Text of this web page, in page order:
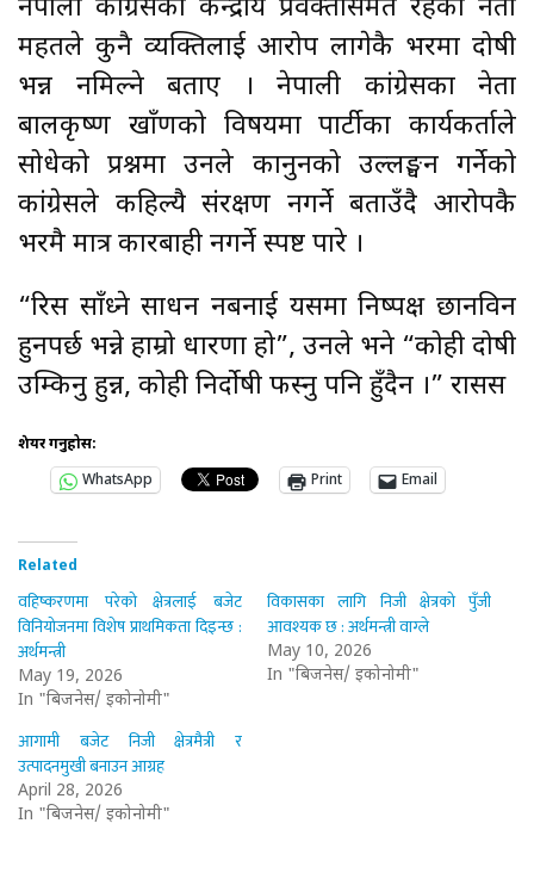
नेपाली कांग्रेसका केन्द्रीय प्रवक्तासमेत रहेका नेता
महतले कुनै व्यक्तिलाई आरोप लागेकै भरमा दोषी
भन्न नमिल्ने बताए । नेपाली कांग्रेसका नेता
बालकृष्ण खाँणको विषयमा पार्टीका कार्यकर्ताले
सोधेको प्रश्नमा उनले कानुनको उल्लङ्घन गर्नेको
कांग्रेसले कहिल्यै संरक्षण नगर्ने बताउँदै आरोपकै
भरमै मात्र कारबाही नगर्ने स्पष्ट पारे ।
“रिस साँध्ने साधन नबनाई यसमा निष्पक्ष छानविन
हुनपर्छ भन्ने हाम्रो धारणा हो”, उनले भने “कोही दोषी
उम्किनु हुन्न, कोही निर्दोषी फस्नु पनि हुँदैन ।” रासस
शेयर गर्नुहोस:
WhatsApp
Print Email
Related
वहिष्करणमा परेको क्षेत्रलाई बजेट
विनियोजनमा विशेष प्राथमिकता दिइन्छ :
अर्थमन्त्री
May 19, 2026
In "बिजनेस/ इकोनोमी"
विकासका लागि निजी क्षेत्रको पुँजी
आवश्यक छ : अर्थमन्त्री वाग्ले
May 10, 2026
In "बिजनेस/ इकोनोमी"
आगामी बजेट निजी क्षेत्रमैत्री र
उत्पादनमुखी बनाउन आग्रह
April 28, 2026
In "बिजनेस/ इकोनोमी"